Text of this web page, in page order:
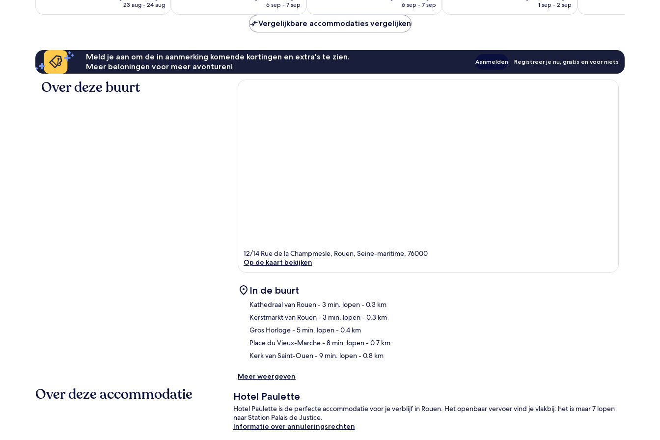
is
23 aug - 24 aug
is
6 sep - 7 sep
is
6 sep - 7 sep
is
1 sep - 2 sep
Vergelijkbare accommodaties vergelijken
Meld je aan om de in aanmerking komende kortingen en extra's te zien.
Meer beloningen voor meer avonturen!
Aanmelden Registreer je nu, gratis en voor niets
Over deze buurt
12/14 Rue de la Champmesle, Rouen, Seine-maritime, 76000
Op de kaart bekijken
In de buurt
Kathedraal van Rouen- 3 min. lopen- 0.3 km
Kerstmarkt van Rouen- 3 min. lopen- 0.3 km
Gros Horloge- 5 min. lopen- 0.4 km
Place du Vieux-Marche- 8 min. lopen- 0.7 km
Kerk van Saint-Ouen- 9 min. lopen- 0.8 km
Meer weergeven
Over deze accommodatie Hotel Paulette
Hotel Paulette is de perfecte accommodatie voor je verblijf in Rouen. Het openbaar vervoer vind je vlakbij: het is maar 7 lopen
naar Station Palais de Justice.
Informatie over annuleringsrechten